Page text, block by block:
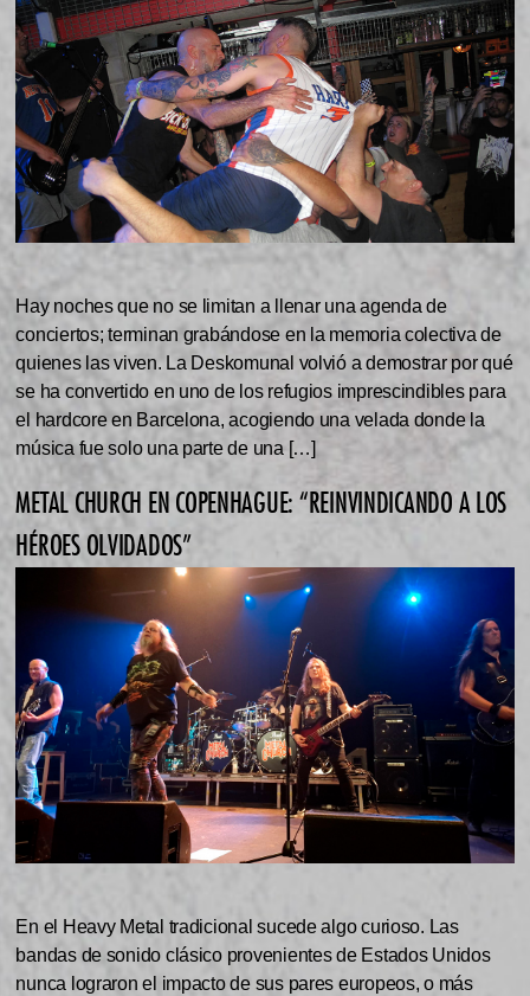
Hay noches que no se limitan a llenar una agenda de
conciertos; terminan grabándose en la memoria colectiva de
quienes las viven. La Deskomunal volvió a demostrar por qué
se ha convertido en uno de los refugios imprescindibles para
el hardcore en Barcelona, acogiendo una velada donde la
música fue solo una parte de una […]
METAL CHURCH EN COPENHAGUE: “REINVINDICANDO A LOS
HÉROES OLVIDADOS”
En el Heavy Metal tradicional sucede algo curioso. Las
bandas de sonido clásico provenientes de Estados Unidos
nunca lograron el impacto de sus pares europeos, o más